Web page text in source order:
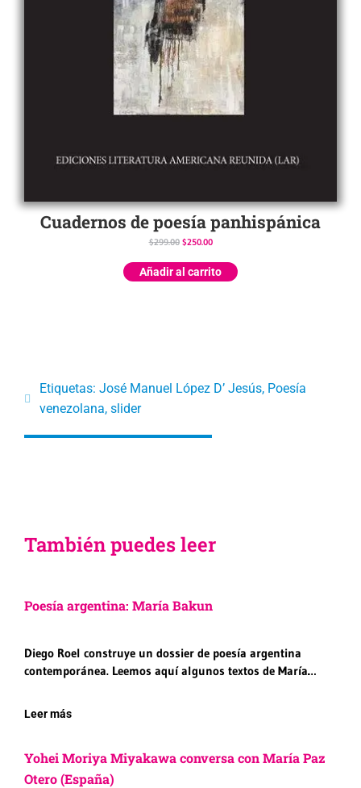
Cuadernos de poesía panhispánica
$299.00 $250.00
Añadir al carrito
Etiquetas: José Manuel López D’ Jesús, Poesía
venezolana, slider
También puedes leer
Poesía argentina: María Bakun
Diego Roel construye un dossier de poesía argentina
contemporánea. Leemos aquí algunos textos de María…
Leer más
Yohei Moriya Miyakawa conversa con María Paz
Otero (España)